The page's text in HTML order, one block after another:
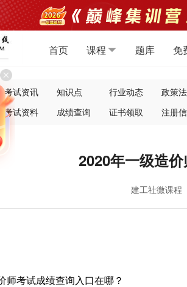
首页 课程 题库 免
考试资讯 知识点 行业动态
政策
考试资料 成绩查询 证书领取 注册
2020年一级造
建工社微课程
师考试成绩查询入口在哪？